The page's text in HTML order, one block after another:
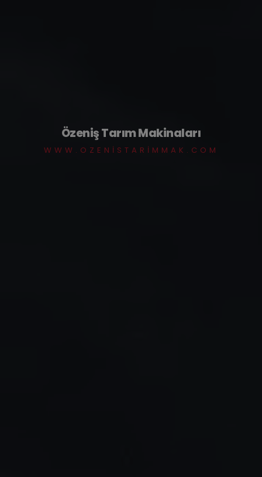
Özeniş Tarım Makinaları
WWW.OZENISTARIMMAK.COM